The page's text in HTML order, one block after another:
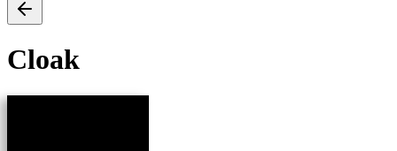
Cloak